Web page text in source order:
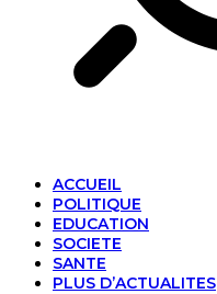
ACCUEIL
POLITIQUE
EDUCATION
SOCIETE
SANTE
PLUS D’ACTUALITES